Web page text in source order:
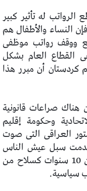
له تأثير كبير
النساء والأطفال هم
ووقف رواتب موظفى
القطاع العام بشكل
كردستان أن مبرر هذا
صراعات قانونية
وحكومة إقليم
العراقى التى صوت
سبل عيش الناس
العاديين فى إقليم كردستان لأكثر من 10 سنوات كسلاح من
سياسية.